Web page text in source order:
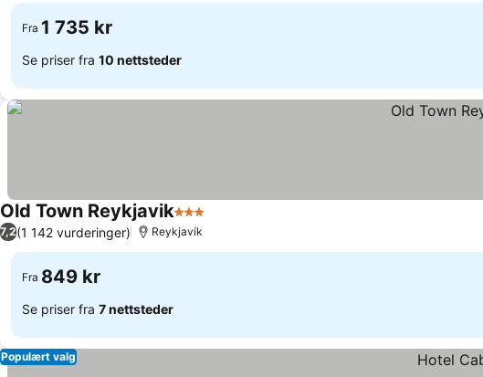
Fra 1 735 kr
Se priser fra 10 nettsteder
Old Town Reykjavik3 Stjerner
7,2(1 142 vurderinger) Reykjavík
Fra 849 kr
Se priser fra 7 nettsteder
Populært valg